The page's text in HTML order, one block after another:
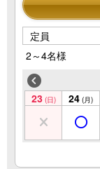
定員
2～4名様
23 (日) 24 (月)